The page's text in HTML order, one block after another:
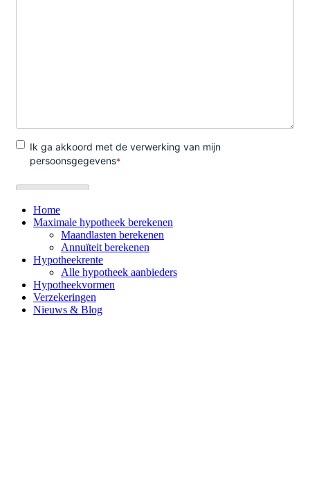
Home
Maximale hypotheek berekenen
Maandlasten berekenen
Annuïteit berekenen
Hypotheekrente
Alle hypotheek aanbieders
Hypotheekvormen
Verzekeringen
Nieuws & Blog